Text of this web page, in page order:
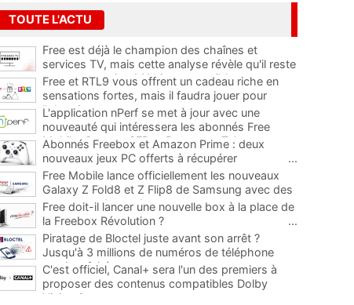
TOUTE L'ACTU
Free est déjà le champion des chaînes et
services TV, mais cette analyse révèle qu'il reste
encore au moins 141 ajouts possibles
Free et RTL9 vous offrent un cadeau riche en
sensations fortes, mais il faudra jouer pour
l'obtenir
L'application nPerf se met à jour avec une
nouveauté qui intéressera les abonnés Free
Mobile, Orange, SFR et Bouygues Telecom
Abonnés Freebox et Amazon Prime : deux
nouveaux jeux PC offerts à récupérer
...
Free Mobile lance officiellement les nouveaux
Galaxy Z Fold8 et Z Flip8 de Samsung avec des
promos et des cadeaux
...
Free doit-il lancer une nouvelle box à la place de
la Freebox Révolution ?
...
Piratage de Bloctel juste avant son arrêt ?
Jusqu'à 3 millions de numéros de téléphone
auraient fuité
C'est officiel, Canal+ sera l'un des premiers à
proposer des contenus compatibles Dolby
Vision 2